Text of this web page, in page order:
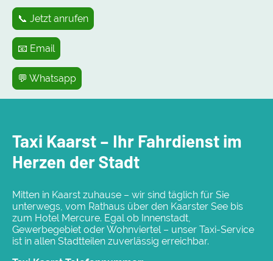
📞 Jetzt anrufen
📧 Email
💬 Whatsapp
Taxi Kaarst – Ihr Fahrdienst im
Herzen der Stadt
Mitten in Kaarst zuhause – wir sind täglich für Sie
unterwegs, vom Rathaus über den Kaarster See bis
zum Hotel Mercure. Egal ob Innenstadt,
Gewerbegebiet oder Wohnviertel – unser Taxi-Service
ist in allen Stadtteilen zuverlässig erreichbar.